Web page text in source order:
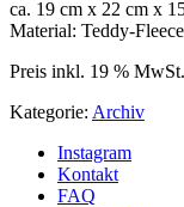
ca. 19 cm x 22 cm x
Material: Teddy-Fleece
Preis inkl. 19 % MwSt.
Kategorie: Archiv
Instagram
Kontakt
FAQ